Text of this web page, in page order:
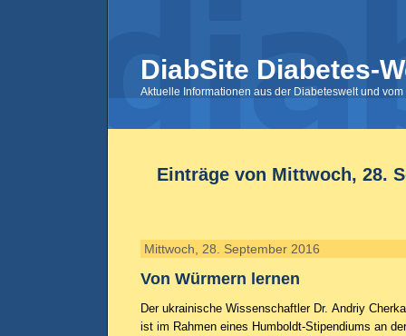
DiabSite Diabetes-
Aktuelle Informationen aus der Diabeteswelt und
Einträge von Mittwoch, 28.
Mittwoch, 28. September 2016
Von Würmern lernen
Der ukrainische Wissenschaftler Dr. Andriy
ist im Rahmen eines Humboldt-Stipendiums an der